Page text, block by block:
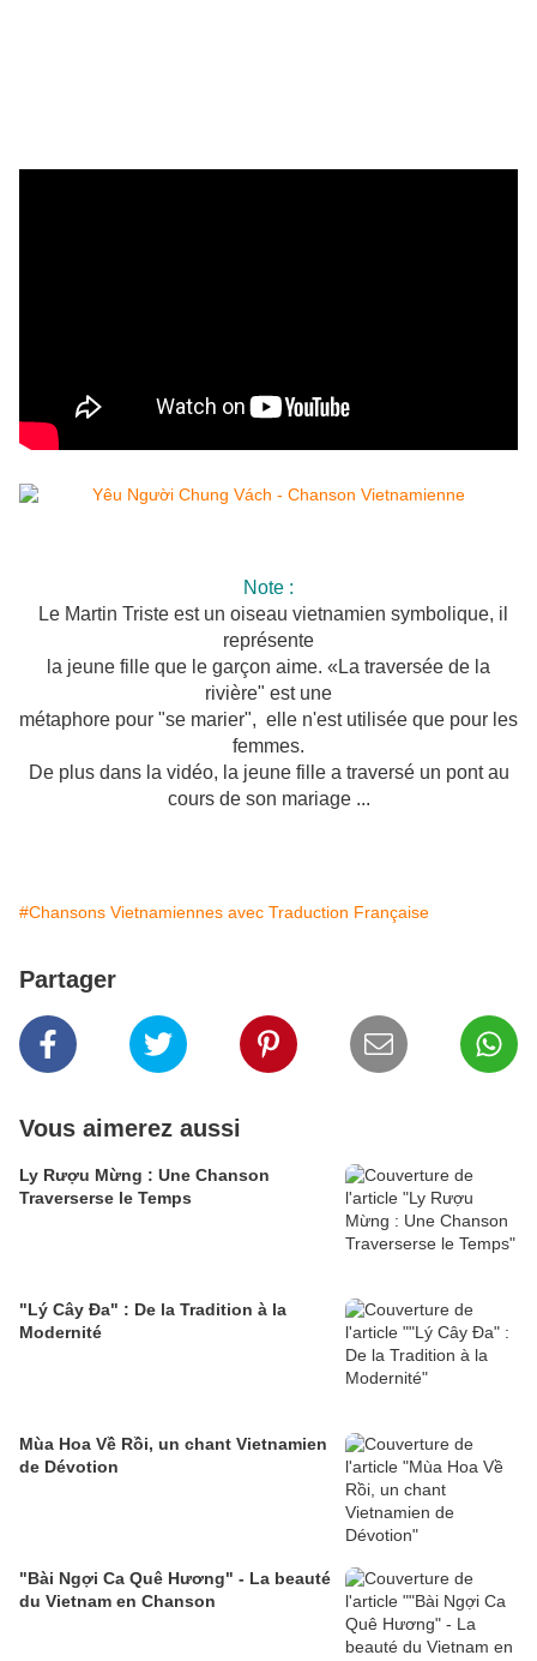
Note :
Le Martin Triste est un oiseau vietnamien symbolique, il
représente
la jeune fille que le garçon aime. «La traversée de la
rivière" est une
métaphore pour "se marier", elle n'est utilisée que pour les
femmes.
De plus dans la vidéo, la jeune fille a traversé un pont au
cours de son mariage ...
#Chansons Vietnamiennes avec Traduction Française
Partager
Vous aimerez aussi
Ly Rượu Mừng : Une Chanson
Traverserse le Temps
"Lý Cây Đa" : De la Tradition à la
Modernité
Mùa Hoa Về Rồi, un chant Vietnamien
de Dévotion
"Bài Ngợi Ca Quê Hương" - La beauté
du Vietnam en Chanson